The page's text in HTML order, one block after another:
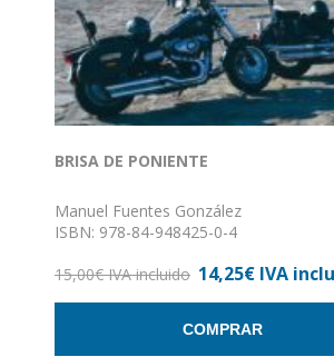
BRISA DE PONIENTE
Manuel Fuentes González
ISBN: 978-84-948425-0-4
Nº de páginas: 190
15,00€ IVA incluido 14,25€ IVA
COMPRAR